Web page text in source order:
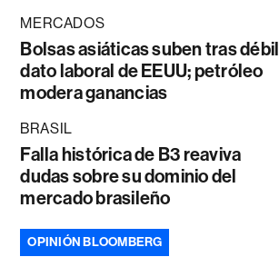
MERCADOS
Bolsas asiáticas suben tras débil
dato laboral de EEUU; petróleo
modera ganancias
BRASIL
Falla histórica de B3 reaviva
dudas sobre su dominio del
mercado brasileño
OPINIÓN BLOOMBERG